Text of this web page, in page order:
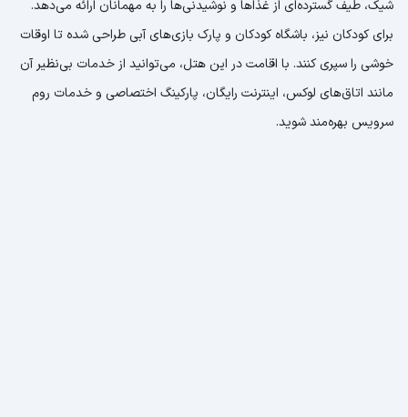
شیک، طیف گسترده‌ای از غذاها و نوشیدنی‌ها را به مهمانان ارائه می‌دهد.
برای کودکان نیز، باشگاه کودکان و پارک بازی‌های آبی طراحی شده تا اوقات
خوشی را سپری کنند. با اقامت در این هتل، می‌توانید از خدمات بی‌نظیر آن
مانند اتاق‌های لوکس، اینترنت رایگان، پارکینگ اختصاصی و خدمات روم
سرویس بهره‌مند شوید.